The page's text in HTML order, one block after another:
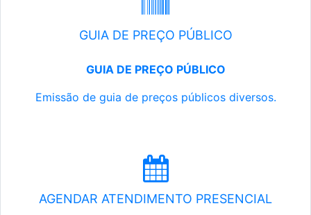
GUIA DE PREÇO PÚBLICO
GUIA DE PREÇO PÚBLICO
Emissão de guia de preços públicos diversos.
AGENDAR ATENDIMENTO PRESENCIAL